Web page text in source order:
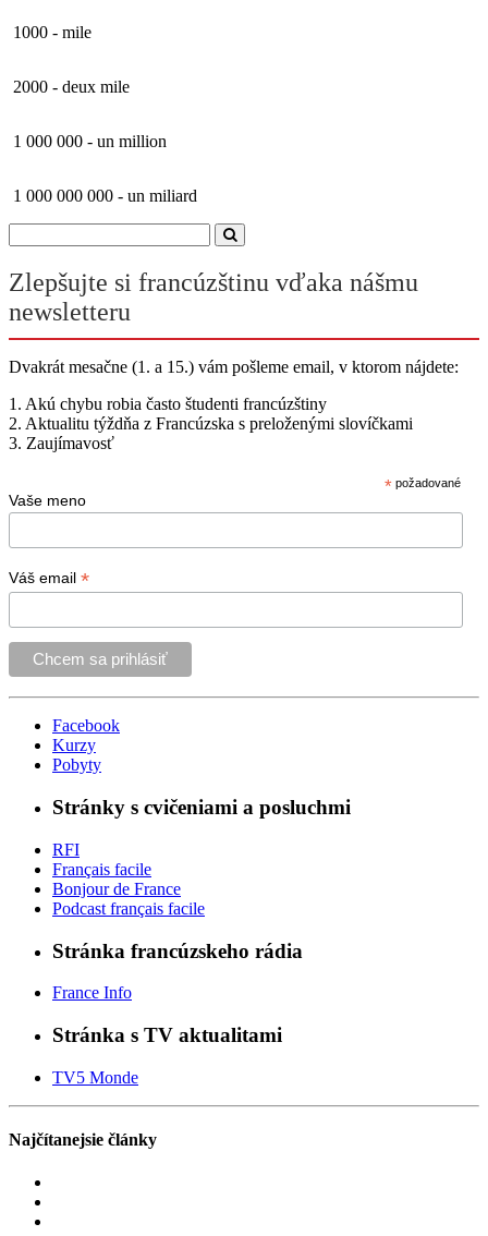
1000 - mile
2000 - deux mile
1 000 000 - un million
1 000 000 000 - un miliard
Zlepšujte si francúzštinu vďaka nášmu
newsletteru
Dvakrát mesačne (1. a 15.) vám pošleme email, v ktorom nájdete:
1. Akú chybu robia často študenti francúzštiny
2. Aktualitu týždňa z Francúzska s preloženými slovíčkami
3. Zaujímavosť
*požadované
Vaše meno
Váš email *
Facebook
Kurzy
Pobyty
Stránky s cvičeniami a posluchmi
RFI
Français facile
Bonjour de France
Podcast français facile
Stránka francúzskeho rádia
France Info
Stránka s TV aktualitami
TV5 Monde
Najčítanejsie články